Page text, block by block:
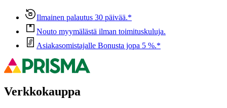
Ilmainen palautus 30 päivää.*
Nouto myymälästä ilman toimituskuluja.
Asiakasomistajalle Bonusta jopa 5 %.*
Verkkokauppa